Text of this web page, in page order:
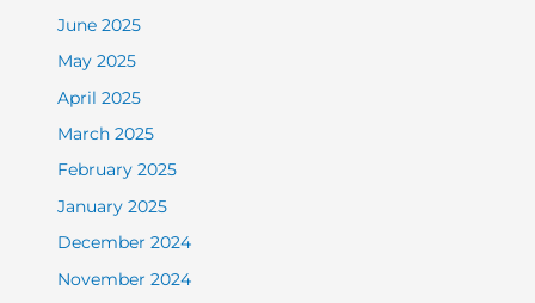
June 2025
May 2025
April 2025
March 2025
February 2025
January 2025
December 2024
November 2024